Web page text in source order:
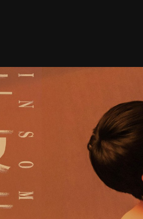
劇情介紹